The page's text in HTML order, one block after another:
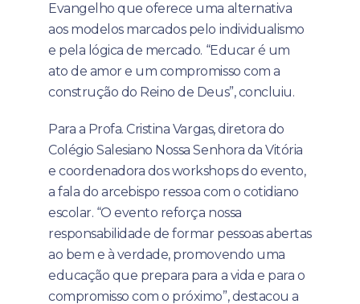
Evangelho que oferece uma alternativa
aos modelos marcados pelo individualismo
e pela lógica de mercado. “Educar é um
ato de amor e um compromisso com a
construção do Reino de Deus”, concluiu.
Para a Profa. Cristina Vargas, diretora do
Colégio Salesiano Nossa Senhora da Vitória
e coordenadora dos workshops do evento,
a fala do arcebispo ressoa com o cotidiano
escolar. “O evento reforça nossa
responsabilidade de formar pessoas abertas
ao bem e à verdade, promovendo uma
educação que prepara para a vida e para o
compromisso com o próximo”, destacou a